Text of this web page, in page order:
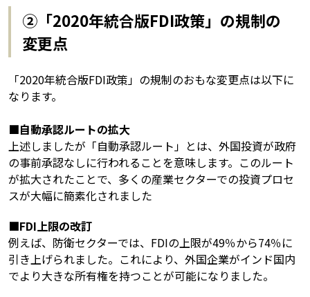
②「2020年統合版FDI政策」の規制の
変更点
「2020年統合版FDI政策」の規制のおもな変更点は以下に
なります。
■自動承認ルートの拡大
上述しましたが「自動承認ルート」とは、外国投資が政府
の事前承認なしに行われることを意味します。このルート
が拡大されたことで、多くの産業セクターでの投資プロセ
スが大幅に簡素化されました
■FDI上限の改訂
例えば、防衛セクターでは、FDIの上限が49％から74％に
引き上げられました。これにより、外国企業がインド国内
でより大きな所有権を持つことが可能になりました。